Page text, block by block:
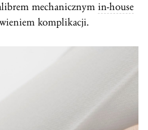
mechanicznym in-house
komplikacji.